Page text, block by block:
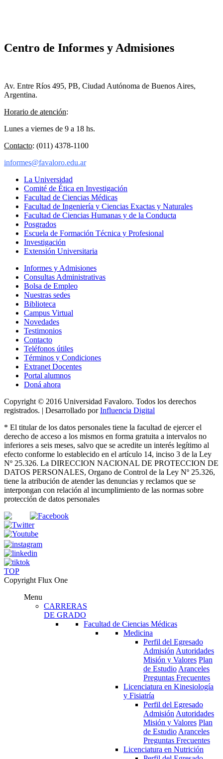
Centro de Informes y Admisiones
Av. Entre Ríos 495, PB, Ciudad Autónoma de Buenos Aires,
Argentina.
Horario de atención:
Lunes a viernes de 9 a 18 hs.
Contacto: (011) 4378-1100
informes@favaloro.edu.ar
La Universidad
Comité de Ética en Investigación
Facultad de Ciencias Médicas
Facultad de Ingeniería y Ciencias Exactas y Naturales
Facultad de Ciencias Humanas y de la Conducta
Posgrados
Escuela de Formación Técnica y Profesional
Investigación
Extensión Universitaria
Informes y Admisiones
Consultas Administrativas
Bolsa de Empleo
Nuestras sedes
Biblioteca
Campus Virtual
Novedades
Testimonios
Contacto
Teléfonos útiles
Términos y Condiciones
Extranet Docentes
Portal alumnos
Doná ahora
Copyright © 2016 Universidad Favaloro. Todos los derechos
registrados. | Desarrollado porInfluencia Digital
* El titular de los datos personales tiene la facultad de ejercer el
derecho de acceso a los mismos en forma gratuita a intervalos no
inferiores a seis meses, salvo que se acredite un interés legítimo al
efecto conforme lo establecido en el artículo 14, inciso 3 de la Ley
Nº 25.326. La DIRECCION NACIONAL DE PROTECCION DE
DATOS PERSONALES, Organo de Control de la Ley Nº 25.326,
tiene la atribución de atender las denuncias y reclamos que se
interpongan con relación al incumplimiento de las normas sobre
protección de datos personales
TOP
Copyright Flux One
Menu
CARRERAS
DE GRADO
Facultad de Ciencias Médicas
Medicina
Perfil del Egresado
Admisión Autoridades
Misión y Valores Plan
de Estudio Aranceles
Preguntas Frecuentes
Licenciatura en Kinesiología
y Fisiatría
Perfil del Egresado
Admisión Autoridades
Misión y Valores Plan
de Estudio Aranceles
Preguntas Frecuentes
Licenciatura en Nutrición